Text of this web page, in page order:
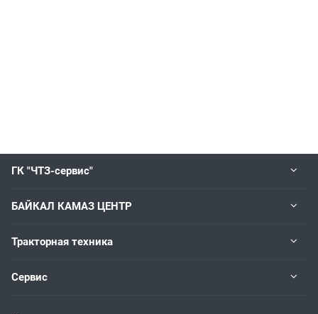
ГК "ЧТЗ-сервис"
БАЙКАЛ КАМАЗ ЦЕНТР
Тракторная техника
Сервис